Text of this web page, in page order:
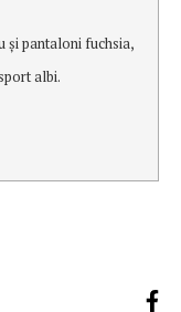
şi pantaloni fuchsia,
albi.